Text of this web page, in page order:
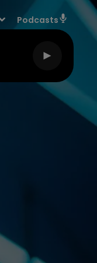
Podcasts